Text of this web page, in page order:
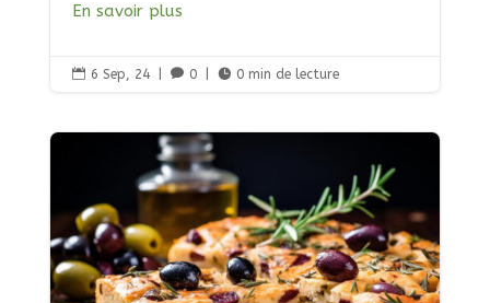
En savoir plus
 6 Sep, 24  0  0 min de lecture